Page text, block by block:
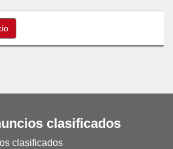
clasificados
clasificados